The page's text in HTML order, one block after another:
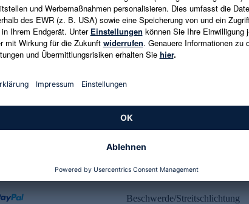
Abmeldung ist jederzeit in
Es gelten die Datenschutzrichtlinien
Rechtliches
Beschwerde/Streitschlichtung